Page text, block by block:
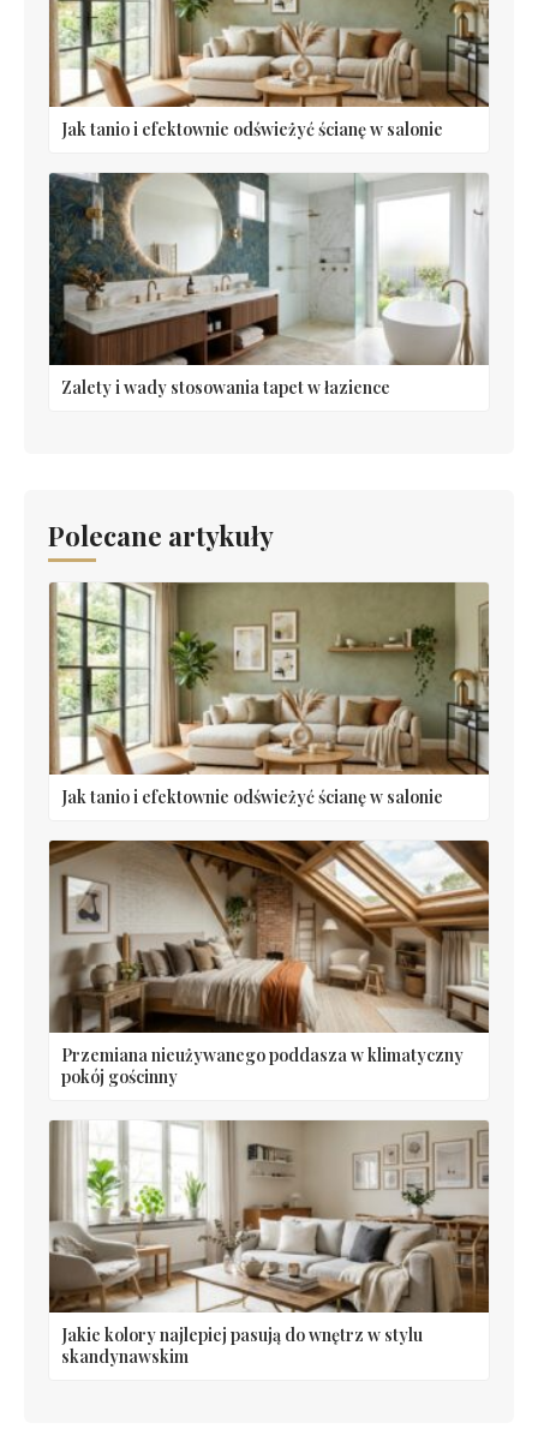
Jak tanio i efektownie odświeżyć ścianę w salonie
Zalety i wady stosowania tapet w łazience
Polecane artykuły
Jak tanio i efektownie odświeżyć ścianę w salonie
Przemiana nieużywanego poddasza w klimatyczny
pokój gościnny
Jakie kolory najlepiej pasują do wnętrz w stylu
skandynawskim